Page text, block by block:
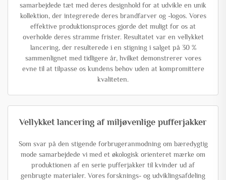
samarbejdede tæt med deres designhold for at udvikle en unik
kollektion, der integrerede deres brandfarver og -logos. Vores
effektive produktionsproces gjorde det muligt for os at
overholde deres stramme frister. Resultatet var en vellykket
lancering, der resulterede i en stigning i salget på 30 %
sammenlignet med tidligere år, hvilket demonstrerer vores
evne til at tilpasse os kundens behov uden at kompromittere
kvaliteten.
Vellykket lancering af miljøvenlige pufferjakker
Som svar på den stigende forbrugeranmodning om bæredygtig
mode samarbejdede vi med et økologisk orienteret mærke om
produktionen af en serie pufferjakker til kvinder ud af
genbrugte materialer. Vores forsknings- og udviklingsafdeling